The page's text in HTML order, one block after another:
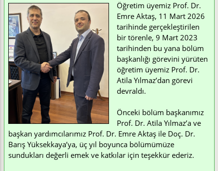
Öğretim üyemiz Prof. Dr.
Emre Aktaş, 11 Mart 2026
tarihinde gerçekleştirilen
bir törenle, 9 Mart 2023
tarihinden bu yana bölüm
başkanlığı görevini yürüten
öğretim üyemiz Prof. Dr.
Atila Yılmaz’dan görevi
devraldı.
Önceki bölüm başkanımız
Prof. Dr. Atila Yılmaz’a ve
başkan yardımcılarımız Prof. Dr. Emre Aktaş ile Doç. Dr.
Barış Yüksekkaya’ya, üç yıl boyunca bölümümüze
sundukları değerli emek ve katkılar için teşekkür ederiz.